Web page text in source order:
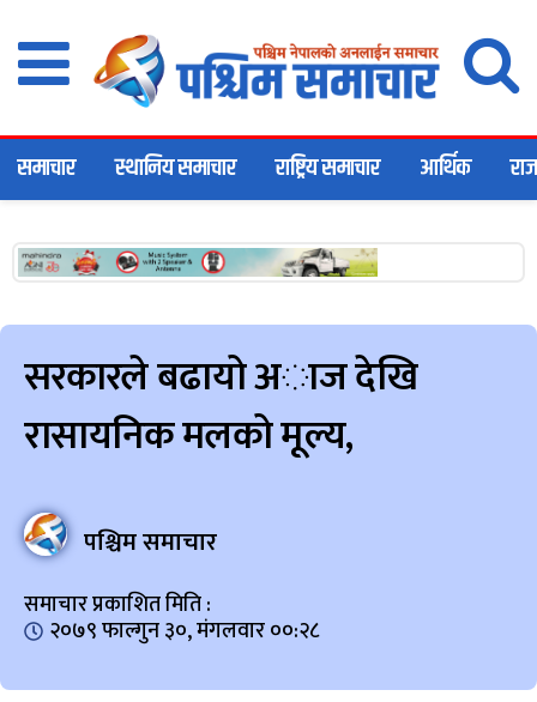
समाचार स्थानिय समाचार राष्ट्रिय समाचार आर्थिक
सरकारले बढायो अाज देखि
रासायनिक मलको मूल्य,
पश्चिम समाचार
समाचार प्रकाशित मिति :
२०७९ फाल्गुन ३०, मंगलवार ००:२८